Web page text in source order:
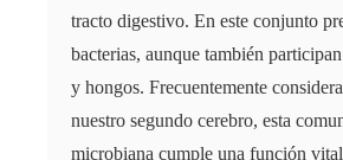
tracto digestivo. En este conjunto
bacterias, aunque también
y hongos. Frecuentemente
nuestro segundo cerebro, esta
microbiana cumple una función